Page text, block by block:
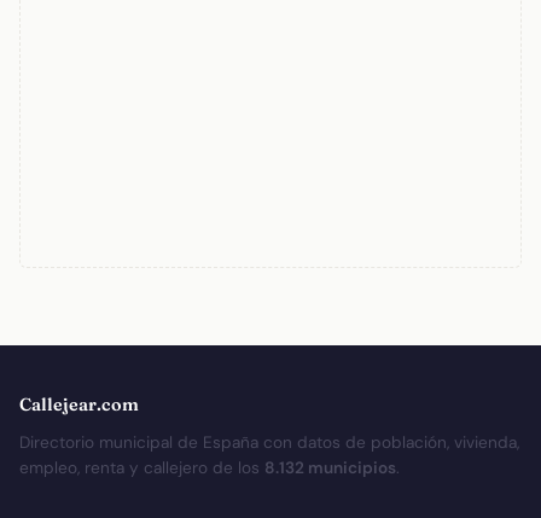
Callejear.com
Directorio municipal de España con datos de población, vivienda,
empleo, renta y callejero de los 8.132 municipios.